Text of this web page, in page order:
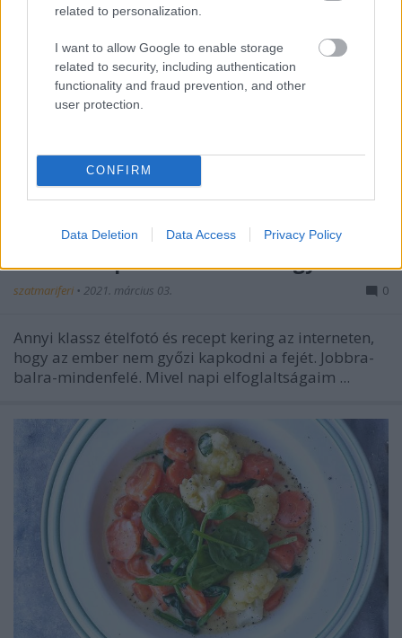
related to personalization.
I want to allow Google to enable storage
related to security, including authentication
functionality and fraud prevention, and other
user protection.
CONFIRM
Data Deletion Data Access Privacy Policy
Brokkolis-pórés-lencsés miegymás
szatmariferi • 2021. március 03. 0
Annyi klassz ételfotó és recept kering az interneten,
hogy az ember nem győzi kapkodni a fejét. Jobbra-
balra-mindenfelé. Mivel napi elfoglaltságaim ...